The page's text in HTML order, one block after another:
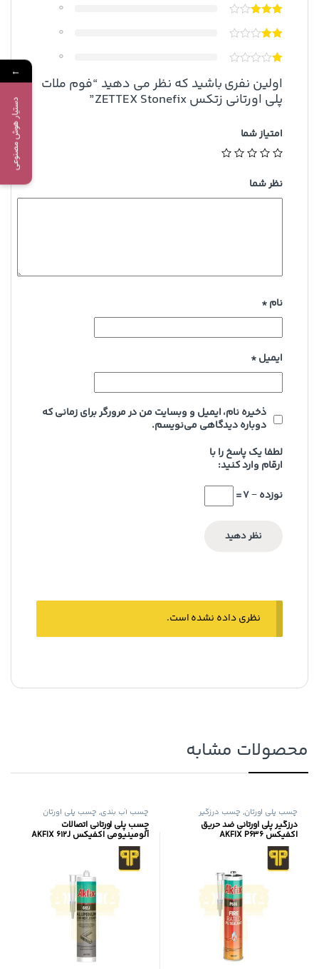
0
0
0
اولین نفری باشید که نظر می دهید “فوم ملات
پلی اورتانی زتکس ZETTEX Stonefix”
امتیاز شما
نظر شما
نام*
ایمیل*
ذخیره نام، ایمیل و وبسایت من در مرورگر برای زمانی که
دوباره دیدگاهی می‌نویسم.
لطفا یک پاسخ را با
ارقام وارد کنید:
نوزده − 7 =
نظری داده نشده است.
محصولات مشابه
چسب پلی اورتان, چسب درزگیر
درزگیر پلی اورتانی ضد حریق
اکفیکس AKFIX P636
چسب آب بندی, چسب پلی اورتان
چسب پلی اورتانی اتصالات
آلومینیومی اکفیکس AKFIX 612J
←
دستیار هوش مصنوعی